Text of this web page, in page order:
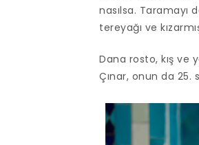
nasılsa. Taramayı
tereyağı ve
Dana rosto, kış ve
Çınar, onun da 25.